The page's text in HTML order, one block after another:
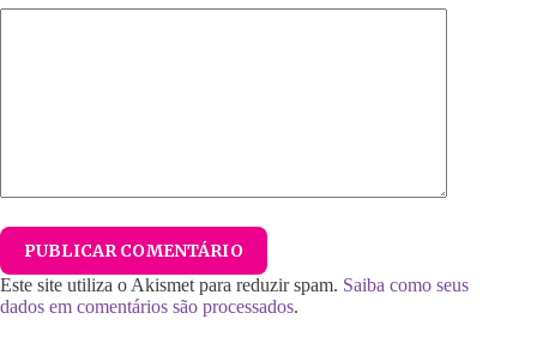
PUBLICAR COMENTÁRIO
Este site utiliza o Akismet para reduzir spam. Saiba como seus
dados em comentários são processados.